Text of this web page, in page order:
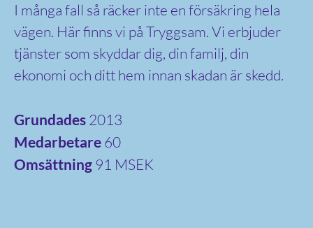
I många fall så räcker inte en försäkring hela
vägen. Här finns vi på Tryggsam. Vi erbjuder
tjänster som skyddar dig, din familj, din
ekonomi och ditt hem innan skadan är skedd.
Grundades 2013
Medarbetare 60
Omsättning 91 MSEK